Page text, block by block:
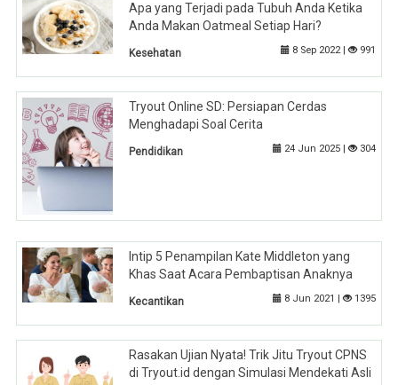
Apa yang Terjadi pada Tubuh Anda Ketika
Anda Makan Oatmeal Setiap Hari?
Kesehatan 8 Sep 2022 | 991
Tryout Online SD: Persiapan Cerdas
Menghadapi Soal Cerita
Pendidikan 24 Jun 2025 | 304
Intip 5 Penampilan Kate Middleton yang
Khas Saat Acara Pembaptisan Anaknya
Kecantikan 8 Jun 2021 | 1395
Rasakan Ujian Nyata! Trik Jitu Tryout CPNS
di Tryout.id dengan Simulasi Mendekati Asli